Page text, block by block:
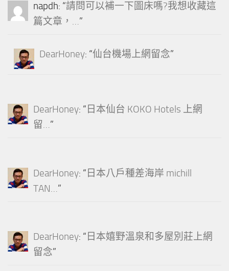
napdh: “請問可以補一下圖床嗎?我想收藏這
篇文章，…”
DearHoney: “仙台機場上網留念”
DearHoney: “ 日本仙台 KOKO Hotels 上網
留…”
DearHoney: “ 日本八戶種差海岸 michill
TAN…”
DearHoney: “ 日本嬉野溫泉和多屋別莊上網
留念”